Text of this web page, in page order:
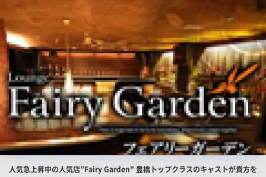
像
店
人気急上昇中の人気店”Fairy Garden" 豊橋トップクラスのキャストが貴方を